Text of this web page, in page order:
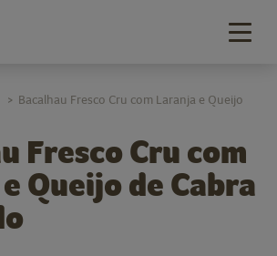
Fresco Cru com
Queijo de Cabra
> Bacalhau Fresco Cru com Laranja e Queijo